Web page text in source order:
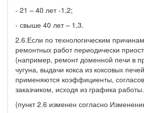
- 21 – 40 лет -1,2;
- свыше 40 лет – 1,3.
2.6.Если по технологическим
ремонтных работ периодически
(например, ремонт доменной печи в
чугуна, выдачи кокса из коксовых
применяются коэффициенты,
заказчиком, исходя из графика работы.
(пункт 2.6 изменен согласно